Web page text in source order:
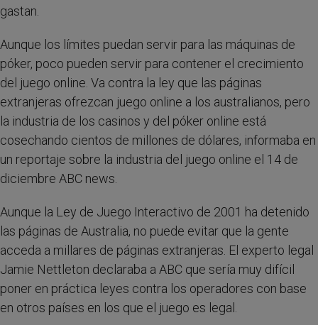
gastan.
Aunque los límites puedan servir para las máquinas de
póker, poco pueden servir para contener el crecimiento
del juego online. Va contra la ley que las páginas
extranjeras ofrezcan juego online a los australianos, pero
la industria de los casinos y del póker online está
cosechando cientos de millones de dólares, informaba en
un reportaje sobre la industria del juego online el 14 de
diciembre ABC news.
Aunque la Ley de Juego Interactivo de 2001 ha detenido
las páginas de Australia, no puede evitar que la gente
acceda a millares de páginas extranjeras. El experto legal
Jamie Nettleton declaraba a ABC que sería muy difícil
poner en práctica leyes contra los operadores con base
en otros países en los que el juego es legal.